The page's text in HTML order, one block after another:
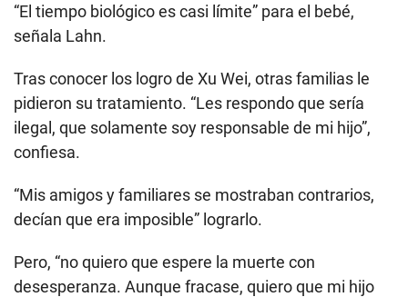
“El tiempo biológico es casi límite” para el bebé,
señala Lahn.
Tras conocer los logro de Xu Wei, otras familias le
pidieron su tratamiento. “Les respondo que sería
ilegal, que solamente soy responsable de mi hijo”,
confiesa.
“Mis amigos y familiares se mostraban contrarios,
decían que era imposible” lograrlo.
Pero, “no quiero que espere la muerte con
desesperanza. Aunque fracase, quiero que mi hijo